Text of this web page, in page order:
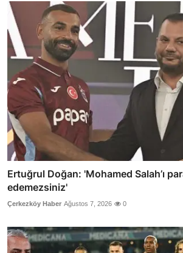
Ertuğrul Doğan: 'Mohamed Salah’ı
edemezsiniz'
Çerkezköy Haber Ağustos 7, 2026 0